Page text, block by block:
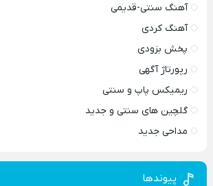
آهنگ سنتی-قدیمی
آهنگ کردی
پخش بزودی
رپورتاژ آگهی
ریمیکس پاپ و سنتی
گلچین های سنتی و جدید
مداحی جدید
پیوندها